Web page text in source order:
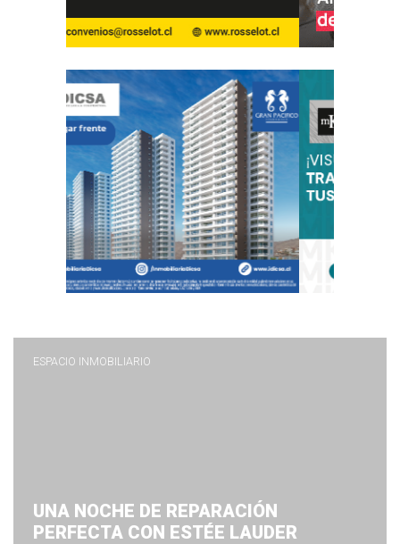
ESPACIO INMOBILIARIO
UNA NOCHE DE REPARACIÓN
PERFECTA CON ESTÉE LAUDER